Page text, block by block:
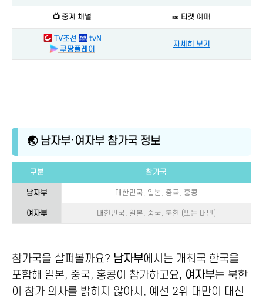
📺 중계 채널 🎫 티켓 예매
TV조선
tvN
쿠팡플레이
자세히 보기
🌏 남자부·여자부 참가국 정보
구분 참가국
남자부 대한민국, 일본, 중국, 홍콩
여자부 대한민국, 일본, 중국, 북한 (또는 대만)
참가국을 살펴볼까요? 남자부에서는 개최국 한국을
포함해 일본, 중국, 홍콩이 참가하고요, 여자부는 북한
이 참가 의사를 밝히지 않아서, 예선 2위 대만이 대신